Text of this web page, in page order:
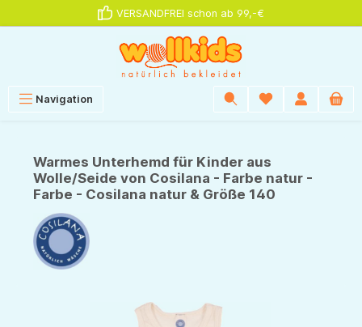
VERSANDFREI schon ab 99,-€
Navigation
Warmes Unterhemd für Kinder aus
Wolle/Seide von Cosilana - Farbe natur -
Farbe - Cosilana natur & Größe 140
Bildergalerie überspringen